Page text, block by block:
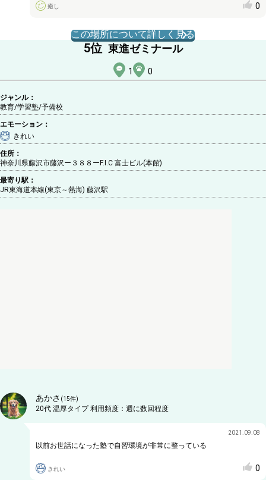
癒し 0
この場所について詳しく見る
5位 東進ゼミナール
1 0
ジャンル：
教育/学習塾/予備校
エモーション：
きれい
住所：
神奈川県藤沢市藤沢ー３８８ーF.I.C 富士ビル(本館)
最寄り駅：
JR東海道本線(東京～熱海) 藤沢駅
あかさ (15件)
20代 温厚タイプ利用頻度： 週に数回程度
2021.09.08
以前お世話になった塾で自習環境が非常に整っている
きれい 0